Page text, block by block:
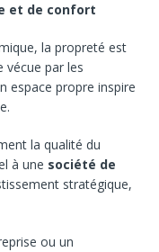
et de confort
la propreté est
vécue par les
espace propre inspire
la qualité du
à une société de
stratégique,
ou un